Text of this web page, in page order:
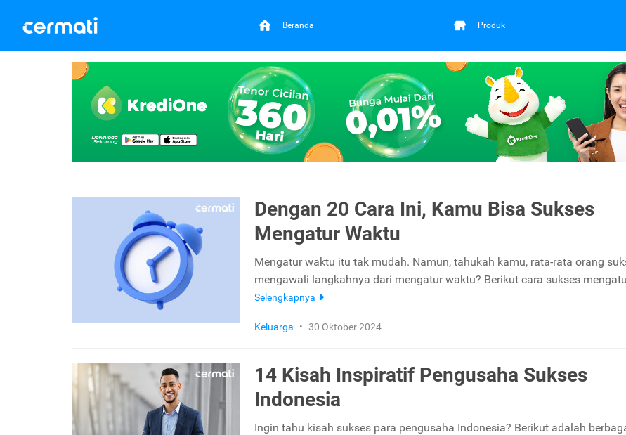
Beranda Produk
Dengan 20 Cara Ini, Kamu Bisa Sukses
Mengatur Waktu
Mengatur waktu itu tak mudah. Namun, tahukah kamu, rata-rata orang
mengawali langkahnya dari mengatur waktu? Berikut cara sukses
Selengkapnya
Keluarga • 30 Oktober 2024
14 Kisah Inspiratif Pengusaha Sukses
Indonesia
Ingin tahu kisah sukses para pengusaha Indonesia? Berikut adalah